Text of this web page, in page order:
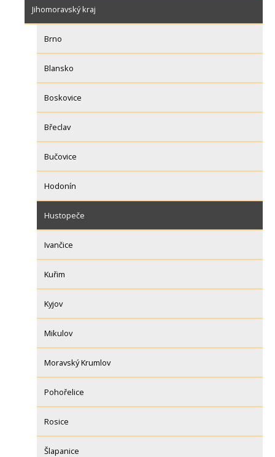
Jihomoravský kraj
Brno
Blansko
Boskovice
Břeclav
Bučovice
Hodonín
Hustopeče
Ivančice
Kuřim
Kyjov
Mikulov
Moravský Krumlov
Pohořelice
Rosice
Šlapanice